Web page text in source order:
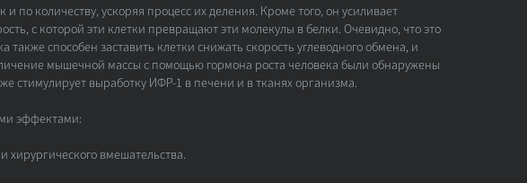
по количеству, ускоряя процесс их деления. Кроме того, он усиливает
с которой эти клетки превращают эти молекулы в белки. Очевидно, что это
способен заставить клетки снижать скорость углеводного обмена, и
мышечной массы с помощью гормона роста человека были обнаружены
стимулирует выработку ИФР-1 в печени и в тканях организма.
эффектами:
вмешательства.